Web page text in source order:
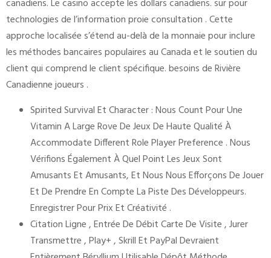
canadiens. Le casino accepte les dollars canadiens. sur pour
technologies de l’information proie consultation . Cette
approche localisée s’étend au-delà de la monnaie pour inclure
les méthodes bancaires populaires au Canada et le soutien du
client qui comprend le client spécifique. besoins de Rivière
Canadienne joueurs .
Spirited Survival Et Character : Nous Count Pour Une
Vitamin A Large Rove De Jeux De Haute Qualité À
Accommodate Different Role Player Preference . Nous
Vérifions Également À Quel Point Les Jeux Sont
Amusants Et Amusants, Et Nous Nous Efforçons De Jouer
Et De Prendre En Compte La Piste Des Développeurs.
Enregistrer Pour Prix Et Créativité .
Citation Ligne , Entrée De Débit Carte De Visite , Jurer
Transmettre , Play+ , Skrill Et PayPal Devraient